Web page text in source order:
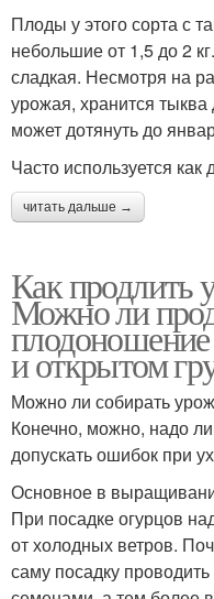
Плоды у этого сорта с
небольшие от 1,5 до 2
сладкая. Несмотря на
урожая, хранится тыква
может дотянуть до
Часто используется как
читать дальше →
Как продлить
Можно ли
плодоношение
и открытом
Можно ли собирать
Конечно, можно, надо
допускать ошибок при
Основное в
При посадке огурцов
от холодных ветров.
саму посадку